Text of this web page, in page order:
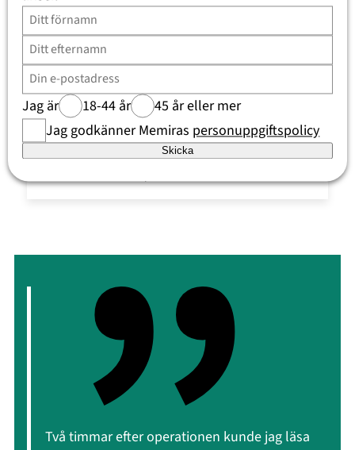
Ögonsjukvård
Boka tid
Se vilka tider som finns tillgängliga på en klinik nära dig!
Boka tid
Två timmar efter operationen kunde jag läsa
Jag är 18-44 år
45 år eller mer
Jag godkänner Memiras personuppgiftspolicy
Skicka